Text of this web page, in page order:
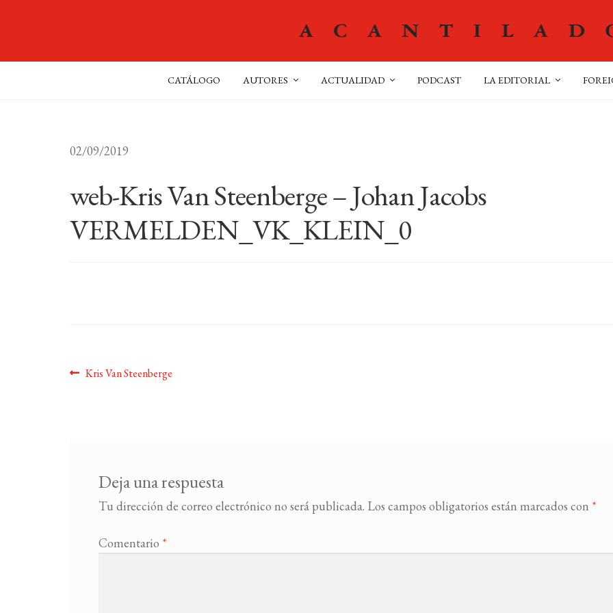
CATÁLOGO AUTORES ACTUALIDAD PODCAST LA EDITORIAL
02/09/2019
web-Kris Van Steenberge – Johan Jacobs
VERMELDEN_VK_KLEIN_0
Navegación
Anterior:
Kris Van Steenberge
Deja una respuesta
Tu dirección de correo electrónico no será publicada. Los campos obligatorios están marcados con *
Comentario *